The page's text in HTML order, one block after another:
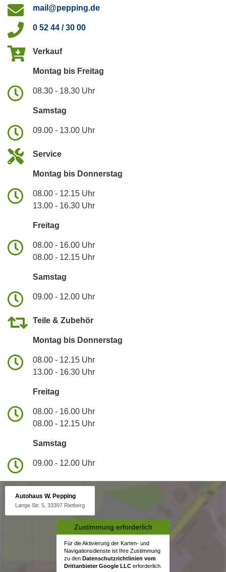
mail@pepping.de
0 52 44 / 30 00
Verkauf
Montag bis Freitag
08.30 - 18.30 Uhr
Samstag
09.00 - 13.00 Uhr
Service
Montag bis Donnerstag
08.00 - 12.15 Uhr
13.00 - 16.30 Uhr
Freitag
08.00 - 16.00 Uhr
08.00 - 12.15 Uhr
Samstag
09.00 - 12.00 Uhr
Teile & Zubehör
Montag bis Donnerstag
08.00 - 12.15 Uhr
13.00 - 16.30 Uhr
Freitag
08.00 - 16.00 Uhr
08.00 - 12.15 Uhr
Samstag
09.00 - 12.00 Uhr
Autohaus W. Pepping
Lange Str. 5, 33397 Rietberg
Zustimmung erforderlich
Für die Aktivierung der Karten- und
Navigationsdienste ist Ihre Zustimmung
zu den Datenschutzrichtlinien vom
Drittanbieter Google LLC erforderlich.